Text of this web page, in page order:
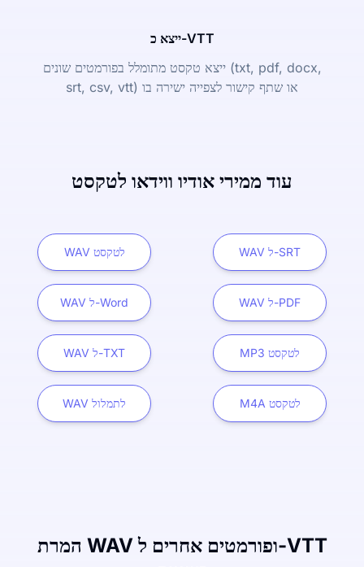
ייצא כ-VTT
ייצא טקסט מתומלל בפורמטים שונים (txt, pdf, docx,
srt, csv, vtt) או שתף קישור לצפייה ישירה בו
עוד ממירי אודיו ווידאו לטקסט
WAV לטקסט WAV ל-SRT
WAV ל-Word WAV ל-PDF
WAV ל-TXT MP3 לטקסט
WAV לתמלול M4A לטקסט
המרת WAV ופורמטים אחרים ל-VTT